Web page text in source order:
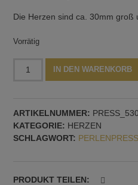
Die Herzen sind ca. 30mm groß
Vorrätig
und
vertikale
Dornführung
IN DEN WARENKORB
ARTIKELNUMMER: PRESS_530
KATEGORIE: HERZEN
SCHLAGWORT:
PRODUKT TEILEN: